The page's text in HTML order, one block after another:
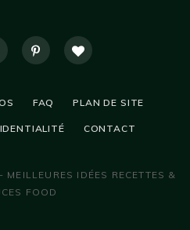
FAQ PLAN DE SITE
CONTACT
IDÉES RECETTES &
FOOD